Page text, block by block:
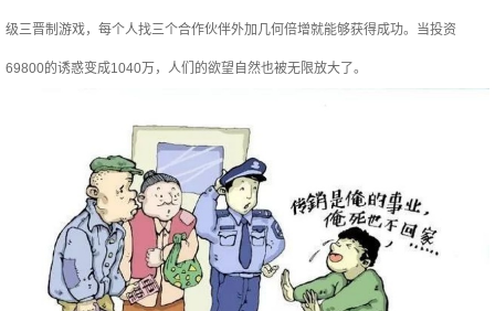
级三晋制游戏，每个人找三个合作伙伴外加几何倍增就能够获得成功。当投资
69800的诱惑变成1040万，人们的欲望自然也被无限放大了。